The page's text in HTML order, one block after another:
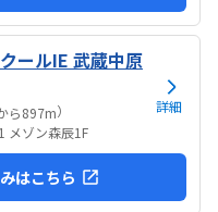
ールIE 武蔵中原
ら897m）
メゾン森辰1F
詳細
はこちら